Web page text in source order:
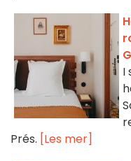
I
Prés. [Les mer]